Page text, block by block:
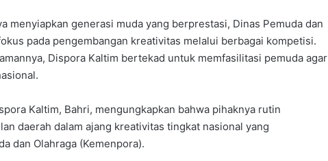
menyiapkan generasi muda yang berprestasi, Dinas Pemuda dan
pada pengembangan kreativitas melalui berbagai kompetisi.
Dispora Kaltim bertekad untuk memfasilitasi pemuda agar
Kaltim, Bahri, mengungkapkan bahwa pihaknya rutin
daerah dalam ajang kreativitas tingkat nasional yang
dan Olahraga (Kemenpora).